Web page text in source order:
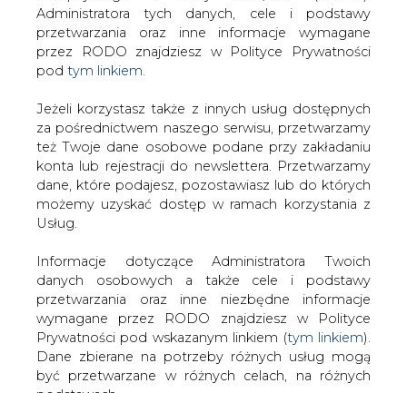
Jeżeli korzystasz także z innych usług dostępnych
za pośrednictwem naszego serwisu, przetwarzamy
też Twoje dane osobowe podane przy zakładaniu
dane, które podajesz, pozostawiasz lub do których
możemy uzyskać dostęp w ramach korzystania z
Usług.
Informacje dotyczące Administratora Twoich
danych osobowych a także cele i podstawy
przetwarzania oraz inne niezbędne informacje
Prywatności pod wskazanym linkiem (tym linkiem).
Dane zbierane na potrzeby różnych usług mogą
być przetwarzane w różnych celach, na różnych
podstawach.
Pamiętaj, że w związku z przetwarzaniem danych
osobowych przysługuje Ci szereg gwarancji i praw,
Strona główna / RYNEK GAZU / Azerbejdżan zastosuje
nowatorskie platformy na Morzu Kaspijskim
drukuj
skomentuj
udostępnij:
Azerbejdżan zastosuje
Kaspijskim